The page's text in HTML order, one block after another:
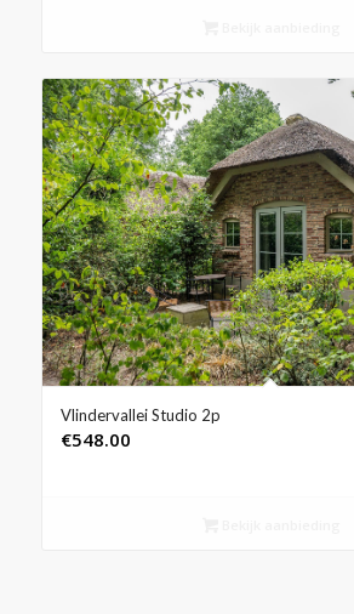
Vlindervallei Studio 2p
€548.00